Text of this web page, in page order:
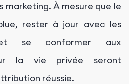
À mesure que le
rester à jour avec les
se conformer aux
la vie privée seront
réussie.